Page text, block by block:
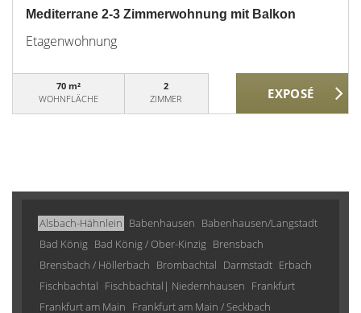
Mediterrane 2-3 Zimmerwohnung mit Balkon
Etagenwohnung
70 m²
WOHNFLÄCHE
2
ZIMMER
Alsbach-Hähnlein Babenhausen Babenhausen/Langstadt
Bad König Bad König / Ober-Kinzig Brensbach
Brensbach / Höllerbach Brombachtal Darmstadt Erbach
Fischbachtal Fischbachtal| Niedernhausen Frankfurt
Frankfurt am Main Frankfurt am Main / Seckbach